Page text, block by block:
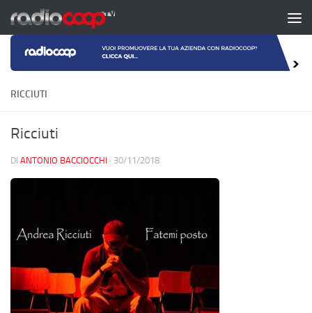
Salta al contenuto
RICCIUTI
Ricciuti
DI ANTONIO BACCIOCCHI · 30/11/2018